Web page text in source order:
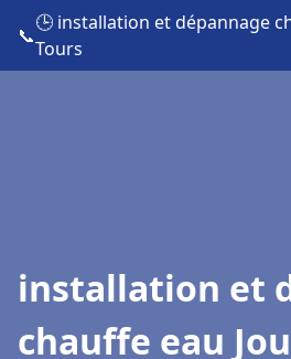
📞
🕒 installation et dépannage
Tours
installation et
chauffe eau